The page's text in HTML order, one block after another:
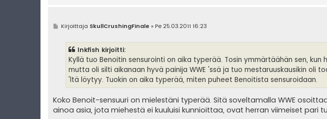
VKirjoittaja SkullCrushingFinale » Pe 25.03.2011 16:23
Inkfish kirjoitti:
Kyllä tuo Benoitin sensurointi on aika typerää. Tosin ymmärtäähän sen, kun
mutta oli silti aikanaan hyvä painija WWE 'ssä ja tuo mestaruuskausikin oli
'ltä löytyy. Tuokin on aika typerää, miten puheet Benoitista sensuroidaan.
Koko Benoit-sensuuri on mielestäni typerää. Sitä soveltamalla WWE
ainoa asia, jota miehestä ei kuuluisi kunnioittaa, ovat herran viimeiset pari